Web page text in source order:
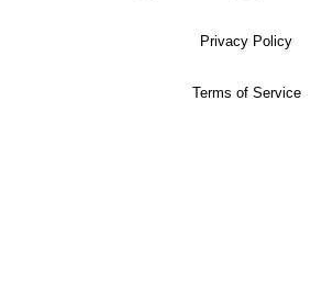
Privacy Policy
Terms of Service